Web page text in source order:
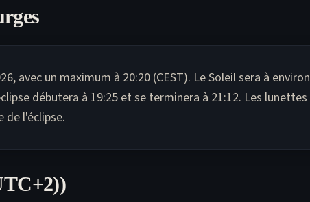
avec un maximum à 20:20 (CEST). Le Soleil sera à environ
débutera à 19:25 et se terminera à 21:12. Les lunettes
de l'éclipse.
)